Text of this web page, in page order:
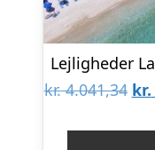
kr.4.041,34 kr.